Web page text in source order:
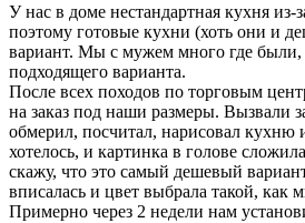
У нас в доме нестандартная кухня из-
поэтому готовые кухни (хоть они и
вариант. Мы с мужем много где
подходящего варианта.
После всех походов по торговым
на заказ под наши размеры. Вызвали
обмерил, посчитал, нарисовал кухню
хотелось, и картинка в голове
скажу, что это самый дешевый
вписалась и цвет выбрала такой, как
Примерно через 2 недели нам